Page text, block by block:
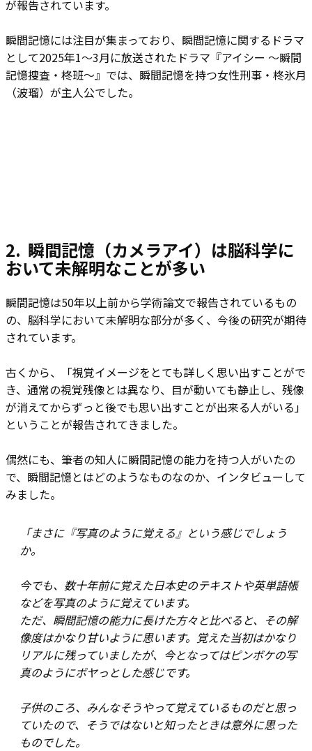
が報告されています。
瞬間記憶には注目が集まっており、瞬間記憶に関するドラマ
として2025年1～3月に放送されたドラマ『アイシー ～瞬間
記憶捜査・柊班～』では、瞬間記憶を持つ女性刑事・柊氷月
（波瑠）が主人公でした。
2.​ 瞬間記憶（カメラアイ）は脳科学に
おいて未解明なことが多い
瞬間記憶は50年以上前から学術論文で報告されているもの
の、脳科学において未解明な部分が多く、今後の研究が期待
されています。
古くから、「視覚イメージをとても詳しく思い出すことがで
き、通常の視覚残像とは異なり、目が動いても静止し、残像
が消えてからずっと後でも思い出すことが出来る人がいる」
ということが報告されてきました。
偶然にも、筆者の知人に瞬間記憶の能力を持つ人がいたの
で、瞬間記憶とはどのようなものなのか、インタビューして
みました。
「まさに『写真のように覚える』という感じでしょう
か。
今でも、数十年前に覚えた日本史のテキストや英単語帳
などを写真のように覚えています。
ただ、瞬間記憶の能力に長けた方々と比べると、その解
像度はかなり甘いように思います。覚えた当初はかなり
リアルに残っていましたが、今となってはピンボケの写
真のようにボヤっとした感じです。
子供のころ、みんなそうやって覚えているものだと思っ
ていたので、そうではないと知ったときは意外に思った
ものでした。